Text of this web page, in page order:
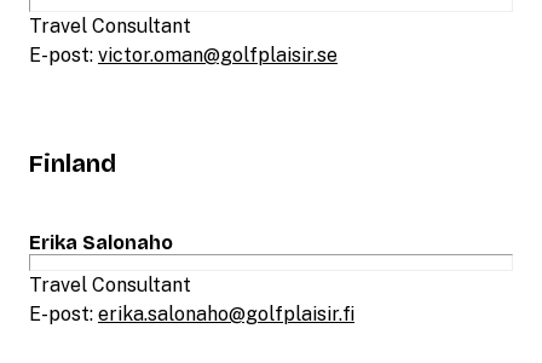
Travel Consultant
E-post: victor.oman@golfplaisir.se
Finland
Erika Salonaho
Travel Consultant
E-post: erika.salonaho@golfplaisir.fi